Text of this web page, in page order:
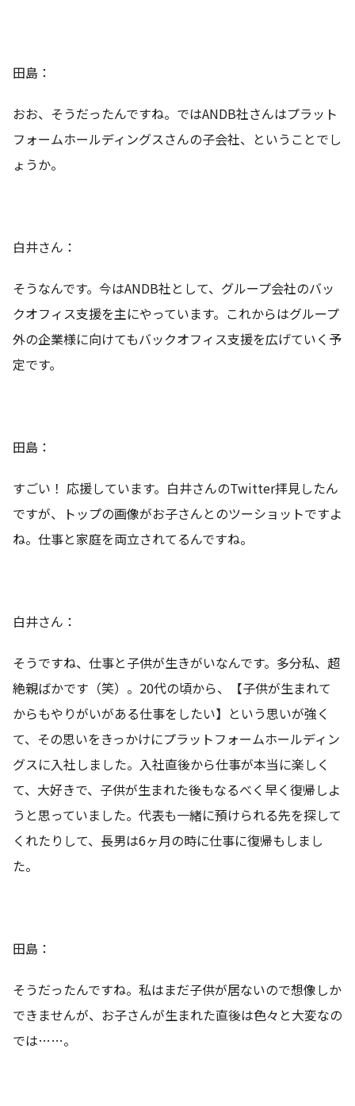
田島：
おお、そうだったんですね。ではANDB社さんはプラット
フォームホールディングスさんの子会社、ということでし
ょうか。
白井さん：
そうなんです。今はANDB社として、グループ会社のバッ
クオフィス支援を主にやっています。これからはグループ
外の企業様に向けてもバックオフィス支援を広げていく予
定です。
田島：
すごい！ 応援しています。白井さんのTwitter拝見したん
ですが、トップの画像がお子さんとのツーショットですよ
ね。仕事と家庭を両立されてるんですね。
白井さん：
そうですね、仕事と子供が生きがいなんです。多分私、超
絶親ばかです（笑）。20代の頃から、【子供が生まれて
からもやりがいがある仕事をしたい】という思いが強く
て、その思いをきっかけにプラットフォームホールディン
グスに入社しました。入社直後から仕事が本当に楽しく
て、大好きで、子供が生まれた後もなるべく早く復帰しよ
うと思っていました。代表も一緒に預けられる先を探して
くれたりして、長男は6ヶ月の時に仕事に復帰もしまし
た。
田島：
そうだったんですね。私はまだ子供が居ないので想像しか
できませんが、お子さんが生まれた直後は色々と大変なの
では……。